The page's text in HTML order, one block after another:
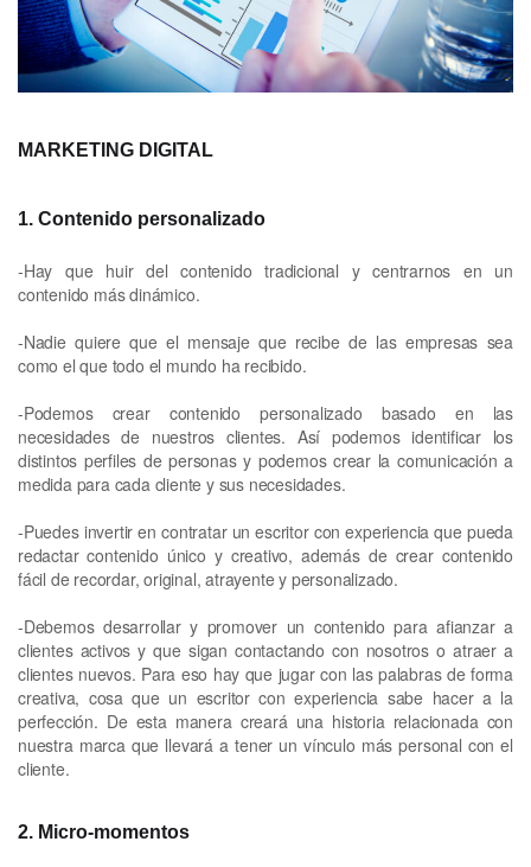
MARKETING DIGITAL
1. Contenido personalizado
-Hay que huir del contenido tradicional y centrarnos en un
contenido más dinámico.
-Nadie quiere que el mensaje que recibe de las empresas sea
como el que todo el mundo ha recibido.
-Podemos crear contenido personalizado basado en las
necesidades de nuestros clientes. Así podemos identificar los
distintos perfiles de personas y podemos crear la comunicación a
medida para cada cliente y sus necesidades.
-Puedes invertir en contratar un escritor con experiencia que pueda
redactar contenido único y creativo, además de crear contenido
fácil de recordar, original, atrayente y personalizado.
-Debemos desarrollar y promover un contenido para afianzar a
clientes activos y que sigan contactando con nosotros o atraer a
clientes nuevos. Para eso hay que jugar con las palabras de forma
creativa, cosa que un escritor con experiencia sabe hacer a la
perfección. De esta manera creará una historia relacionada con
nuestra marca que llevará a tener un vínculo más personal con el
cliente.
2. Micro-momentos